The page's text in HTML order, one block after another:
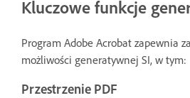
Kluczowe funkcje
Program Adobe Acrobat zapewnia
możliwości generatywnej SI, w tym:
Przestrzenie PDF